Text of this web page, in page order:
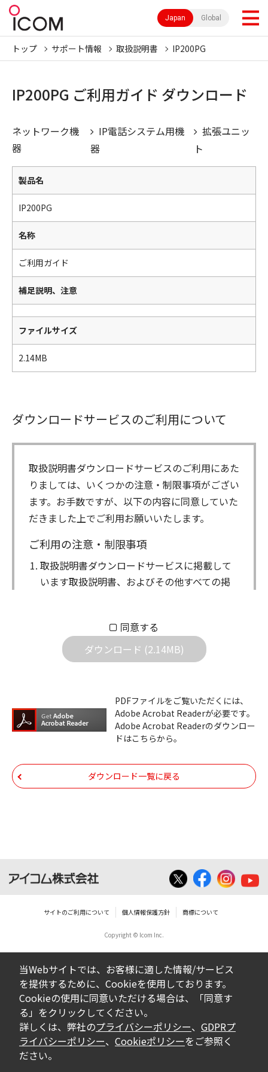
Japan Global
トップ サポート情報 取扱説明書 IP200PG
IP200PG ご利用ガイド ダウンロード
ネットワーク機
器
IP電話システム用機
器
拡張ユニッ
ト
製品名
IP200PG
名称
ご利用ガイド
補足説明、注意
ファイルサイズ
2.14MB
ダウンロードサービスのご利用について
取扱説明書ダウンロードサービスのご利用にあた
りましては、いくつかの注意・制限事項がござい
ます。お手数ですが、以下の内容に同意していた
だきました上でご利用お願いいたします。
ご利用の注意・制限事項
取扱説明書ダウンロードサービスに掲載して
います取扱説明書、およびその他すべての掲
属します。ダウンロードした取扱説明書は、
個人が本来の目的でご使用されることは可能
ですが、権利者の許諾を得ることなく、以下
ダウンロードした取扱説明書は、複製、賃
貸、改変、公衆送信、または公衆送信可能
化することはできません。
いは無償を問わず、第三者に譲渡あるいは
使用させる事ができません。
ダウンロードした取扱説明書等に使用され
の転用は一切出来ません。
ダウンロードした取扱説明書およびその他す
べての掲載物の変更は一切行わないでくださ
い。お客様による内容の変更により、何らか
の欠陥が生じたとしても、弊社では一切の保
証をいたしません。また、内容の変更の結
果、万一お客様に損害が生じたとしても、弊
社及び販売店等は一切の責任を負いません。
掲載の取扱説明書等は、製品発売当時の内容
同意する
ダウンロード (2.14MB)
PDFファイルをご覧いただくには、
Adobe Acrobat Readerが必要です。
Adobe Acrobat Readerのダウンロー
ドはこちらから。
ダウンロード一覧に戻る
サイトのご利用について 個人情報保護方針 商標について
Copyright © Icom Inc.
当Webサイトでは、お客様に適した情報/サービス
を提供するために、Cookieを使用しております。
Cookieの使用に同意いただける場合は、「同意す
る」をクリックしてください。
詳しくは、弊社のプライバシーポリシー、 GDPRプ
ライバシーポリシー、 Cookieポリシーをご参照く
ださい。